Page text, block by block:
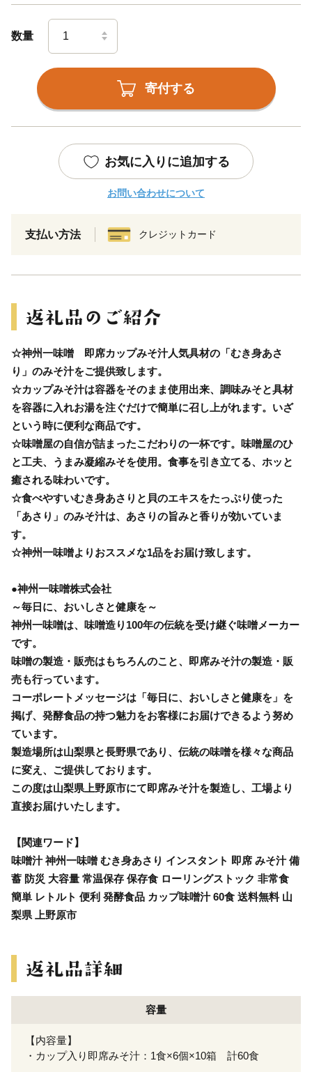
数量
寄付する
お気に入りに追加する
お問い合わせについて
支払い方法 クレジットカード
☆神州一味噌 即席カップみそ汁人気具材の「むき身あさ
り」のみそ汁をご提供致します。
☆カップみそ汁は容器をそのまま使用出来、調味みそと具材
を容器に入れお湯を注ぐだけで簡単に召し上がれます。いざ
という時に便利な商品です。
☆味噌屋の自信が詰まったこだわりの一杯です。味噌屋のひ
と工夫、うまみ凝縮みそを使用。食事を引き立てる、ホッと
癒される味わいです。
☆食べやすいむき身あさりと貝のエキスをたっぷり使った
「あさり」のみそ汁は、あさりの旨みと香りが効いていま
す。
☆神州一味噌よりおススメな1品をお届け致します。
●神州一味噌株式会社
～毎日に、おいしさと健康を～
神州一味噌は、味噌造り100年の伝統を受け継ぐ味噌メーカー
です。
味噌の製造・販売はもちろんのこと、即席みそ汁の製造・販
売も行っています。
コーポレートメッセージは「毎日に、おいしさと健康を」を
掲げ、発酵食品の持つ魅力をお客様にお届けできるよう努め
ています。
製造場所は山梨県と長野県であり、伝統の味噌を様々な商品
に変え、ご提供しております。
この度は山梨県上野原市にて即席みそ汁を製造し、工場より
直接お届けいたします。
【関連ワード】
味噌汁 神州一味噌 むき身あさり インスタント 即席 みそ汁 備
蓄 防災 大容量 常温保存 保存食 ローリングストック 非常食
簡単 レトルト 便利 発酵食品 カップ味噌汁 60食 送料無料 山
梨県 上野原市
容量
【内容量】
・カップ入り即席みそ汁：1食×6個×10箱 計60食